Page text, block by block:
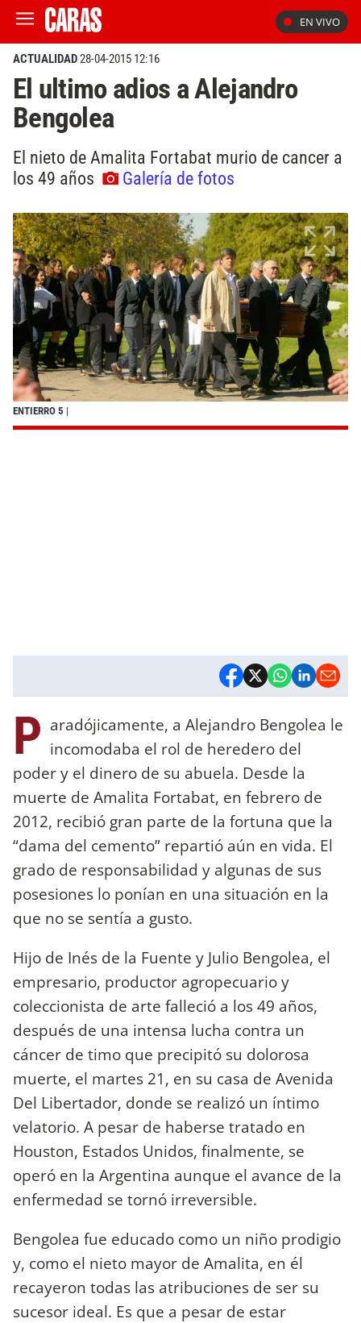
EN VIVO
ACTUALIDAD28-04-2015 12:16
El ultimo adios a Alejandro
Bengolea
El nieto de Amalita Fortabat murio de cancer a
los 49 años
Galería de fotos
ENTIERRO 5 |
P aradójicamente, a Alejandro Bengolea le
incomodaba el rol de heredero del
poder y el dinero de su abuela. Desde la
muerte de Amalita Fortabat, en febrero de
2012, recibió gran parte de la fortuna que la
“dama del cemento” repartió aún en vida. El
grado de responsabilidad y algunas de sus
posesiones lo ponían en una situación en la
que no se sentía a gusto.
Hijo de Inés de la Fuente y Julio Bengolea, el
empresario, productor agropecuario y
coleccionista de arte falleció a los 49 años,
después de una intensa lucha contra un
cáncer de timo que precipitó su dolorosa
muerte, el martes 21, en su casa de Avenida
Del Libertador, donde se realizó un íntimo
velatorio. A pesar de haberse tratado en
Houston, Estados Unidos, finalmente, se
operó en la Argentina aunque el avance de la
enfermedad se tornó irreversible.
Bengolea fue educado como un niño prodigio
y, como el nieto mayor de Amalita, en él
recayeron todas las atribuciones de ser su
sucesor ideal. Es que a pesar de estar